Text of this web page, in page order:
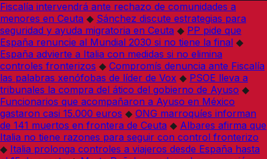
Fiscalía intervendrá ante rechazo de comunidades a
menores en Ceuta ◆ Sánchez discute estrategias para
seguridad y ayuda migratoria en Ceuta ◆ PP pide que
España renuncie al Mundial 2030 si no tiene la final ◆
España advierte a Italia con medidas si no elimina
controles fronterizos ◆ Compromís denuncia ante Fiscalía
las palabras xenófobas de líder de Vox ◆ PSOE lleva a
tribunales la compra del ático del gobierno de Ayuso ◆
Funcionarios que acompañaron a Ayuso en México
gastaron casi 15.000 euros ◆ ONG marroquíes informan
de 141 muertos en frontera de Ceuta ◆ Albares afirma que
Italia no tiene razones para seguir con control fronterizo
◆ Italia prolonga controles a viajeros desde España hasta